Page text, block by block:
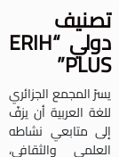
دولي “ERIH
المجمع الجزائري
العربية أن يزفّ
متابعي نشاطه
والثقافي،